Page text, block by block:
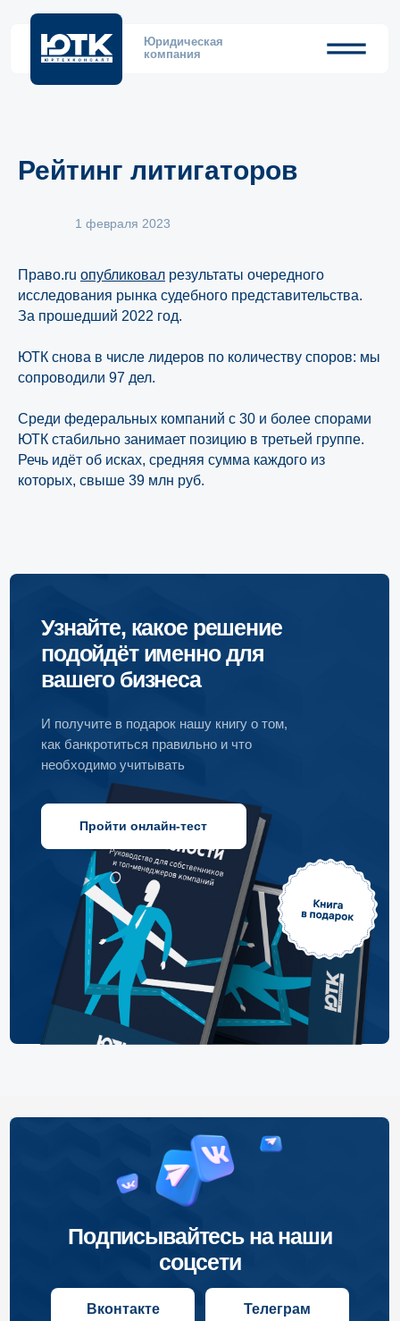
Юридическая
компания
Рейтинг литигаторов
1 февраля 2023
Право.ru опубликовал результаты очередного
исследования рынка судебного представительства.
За прошедший 2022 год.
ЮТК снова в числе лидеров по количеству споров: мы
сопроводили 97 дел.
Среди федеральных компаний с 30 и более спорами
ЮТК стабильно занимает позицию в третьей группе.
Речь идёт об исках, средняя сумма каждого из
которых, свыше 39 млн руб.
подойдёт именно для
И получите в подарок нашу книгу о том,
как банкротиться правильно и что
необходимо учитывать
Пройти онлайн-тест
Телеграм